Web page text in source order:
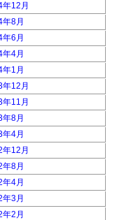
12月
8月
6月
4月
1月
12月
11月
8月
4月
12月
8月
4月
3月
2月